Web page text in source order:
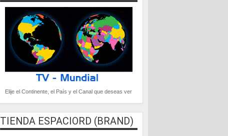
Elije el Continente, el País y el Canal que deseas ver
TIENDA ESPACIORD (BRAND)